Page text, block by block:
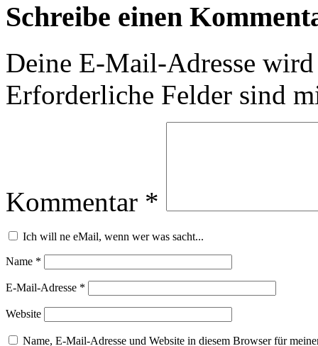
Schreibe einen
Deine E-Mail-Adresse
Erforderliche Felder sind
Kommentar *
Ich will ne eMail, wenn wer was sacht...
Name *
E-Mail-Adresse *
Website
Name, E-Mail-Adresse und Website in diesem Browser für